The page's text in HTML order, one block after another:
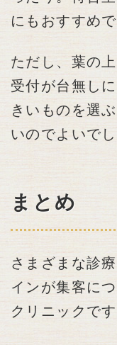
にもおすすめで
ただし、葉の
受付が台無し
きいものを選
いのでよいでし
まとめ
さまざまな診
インが集客に
クリニックです